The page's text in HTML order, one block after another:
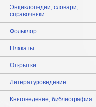
Энциклопедии, словари,
справочники
Фольклор
Плакаты
Открытки
Литературоведение
Книговедение, библиография